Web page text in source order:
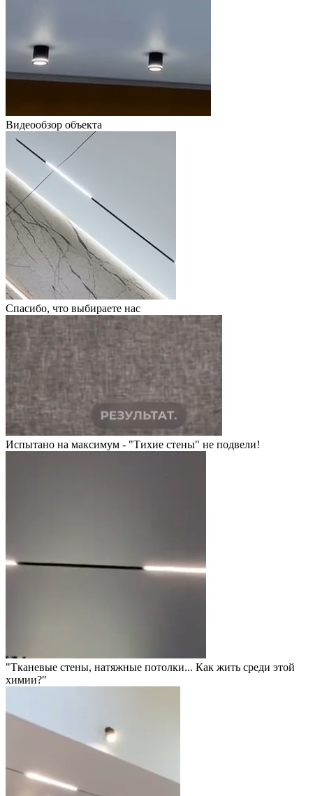
Видеообзор объекта
Спасибо, что выбираете нас
Испытано на максимум - "Тихие стены" не подвели!
"Тканевые стены, натяжные потолки... Как жить среди этой
химии?"